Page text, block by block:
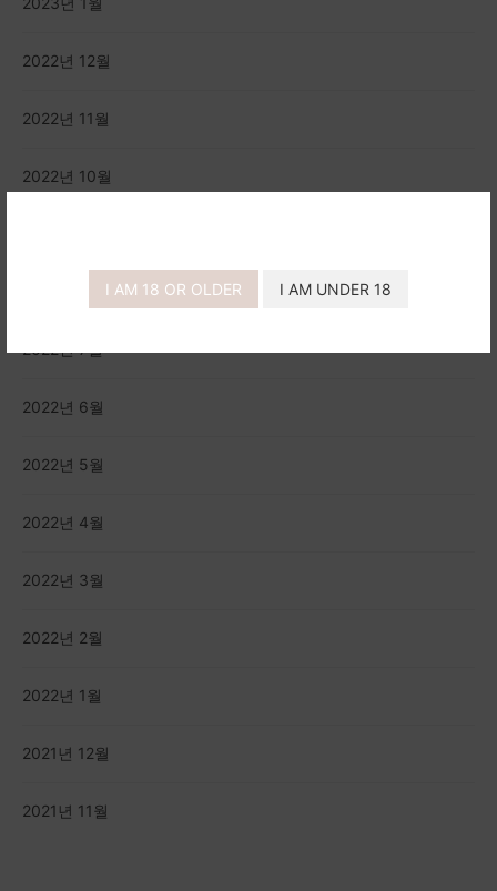
I AM 18 OR OLDER I AM UNDER 18
2022년 12월
2022년 11월
2022년 10월
2022년 7월
2022년 6월
2022년 5월
2022년 4월
2022년 3월
2022년 2월
2022년 1월
2021년 12월
2021년 11월